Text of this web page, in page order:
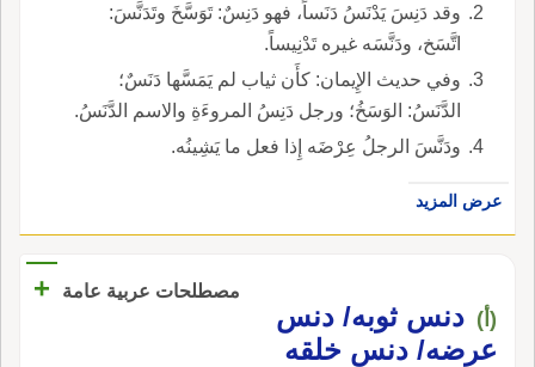
وقد دَنِسَ يَدْنَسُ دَنَساً، فهو دَنِسٌ: تَوَسَّخَ وتَدَنَّسَ:
اتَّسَخ، ودَنَّسَه غيره تَدْنِيساً.
وفي حديث الإِيمان: كأَن ثياب لم يَمَسَّها دَنَسٌ؛
الدَّنَسُ: الوَسَخُ؛ ورجل دَنِسُ المروءَةِ والاسم الدَّنَسُ.
ودَنَّسَ الرجلُ عِرْضَه إِذا فعل ما يَشِينُه.
عرض المزيد
مصطلحات عربية عامة +
(أ) دنس ثوبه/ دنس
عرضه/ دنس خلقه